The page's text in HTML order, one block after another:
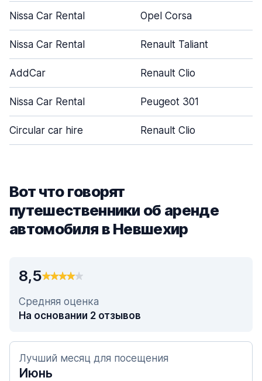
Nissa Car Rental Opel Corsa
Nissa Car Rental Renault Taliant
AddCar Renault Clio
Nissa Car Rental Peugeot 301
Circular car hire Renault Clio
Вот что говорят
путешественники об аренде
автомобиля в Невшехир
8,5
Средняя оценка
На основании 2 отзывов
Лучший месяц для посещения
Июнь